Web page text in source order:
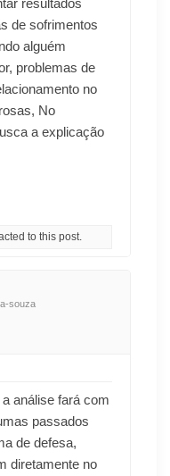
de sofrimentos
alguém
problemas de
no
No
a explicação
to this post.
souza
análise fará com
passados
de defesa,
diretamente no